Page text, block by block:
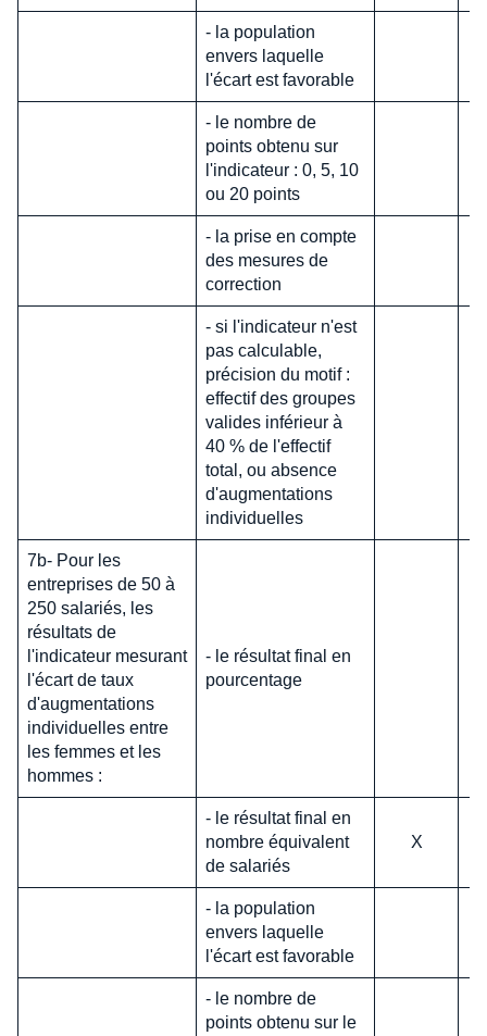
- la population
envers laquelle
l'écart est favorable
- le nombre de
points obtenu sur
l'indicateur : 0, 5, 10
ou 20 points
- la prise en compte
des mesures de
correction
- si l'indicateur n'est
pas calculable,
précision du motif :
effectif des groupes
valides inférieur à
40 % de l'effectif
total, ou absence
d'augmentations
individuelles
7b- Pour les
entreprises de 50 à
250 salariés, les
résultats de
l'indicateur mesurant
l'écart de taux
d'augmentations
individuelles entre
les femmes et les
hommes :
- le résultat final en
pourcentage
- le résultat final en
nombre équivalent
de salariés
X
- la population
envers laquelle
l'écart est favorable
- le nombre de
points obtenu sur le